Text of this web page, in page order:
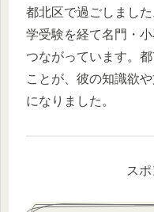
都北区で過ごしまし
学受験を経て名門・
つながっています。
ことが、彼の知識欲
になりました。
ス